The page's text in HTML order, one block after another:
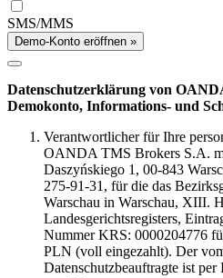
SMS/MMS
Demo-Konto eröffnen »
Datenschutzerklärung von
Demokonto, Informations- und
Verantwortlicher für Ihre
OANDA TMS Brokers S.A.
Daszyńskiego 1, 00-843
275-91-31, für die das
Warschau in Warschau, XIII.
Landesgerichtsregisters,
Nummer KRS: 0000204776
PLN (voll eingezahlt). Der
Datenschutzbeauftragte ist